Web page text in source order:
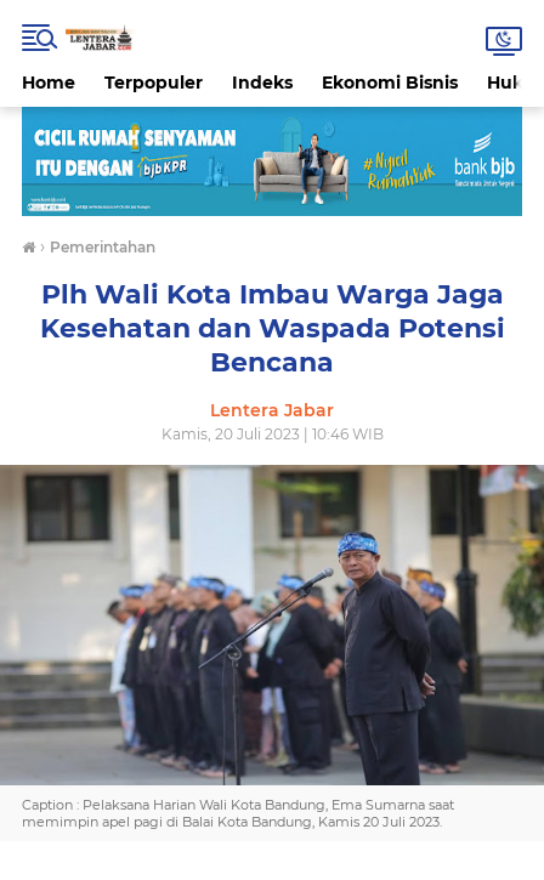
Home Terpopuler Indeks Ekonomi Bisnis
› Pemerintahan
Plh Wali Kota Imbau Warga Jaga
Kesehatan dan Waspada Potensi
Bencana
Lentera Jabar
Kamis, 20 Juli 2023 | 10:46 WIB
Caption : Pelaksana Harian Wali Kota Bandung, Ema Sumarna saat
memimpin apel pagi di Balai Kota Bandung, Kamis 20 Juli 2023.